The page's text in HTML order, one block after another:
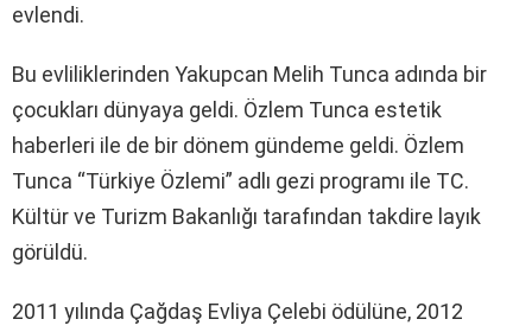
evlendi.
Bu evliliklerinden Yakupcan Melih Tunca adında bir
çocukları dünyaya geldi. Özlem Tunca estetik
haberleri ile de bir dönem gündeme geldi. Özlem
Tunca “Türkiye Özlemi” adlı gezi programı ile TC.
Kültür ve Turizm Bakanlığı tarafından takdire layık
görüldü.
2011 yılında Çağdaş Evliya Çelebi ödülüne, 2012